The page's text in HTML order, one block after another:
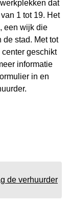
dat
1 tot 19. Het
een wijk die
de stad. Met tot
geschikt
informatie
in en
de verhuurder